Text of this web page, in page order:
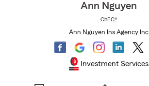
Ann Nguyen
ChFC®
Ann Nguyen Ins Agency Inc
Investment Services